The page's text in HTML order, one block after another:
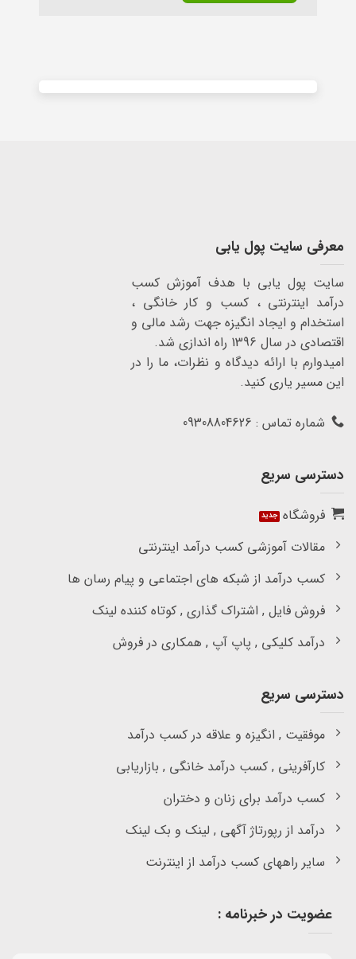
معرفی سایت پول یابی
سایت پول یابی با هدف آموزش کسب
درآمد اینترنتی ، کسب و کار خانگی ،
استخدام و ایجاد انگیزه جهت رشد مالی و
اقتصادی در سال 1396 راه اندازی شد.
امیدوارم با ارائه دیدگاه و نظرات، ما را در
این مسیر یاری کنید.
شماره تماس : 09308804626
دسترسی سریع
فروشگاه
مقالات آموزشی کسب درآمد اینترنتی
کسب درآمد از شبکه های اجتماعی و پیام رسان ها
فروش فایل , اشتراک گذاری , کوتاه کننده لینک
درآمد کلیکی , پاپ آپ , همکاری در فروش
دسترسی سریع
موفقیت , انگیزه و علاقه در کسب درآمد
کارآفرینی , کسب درآمد خانگی , بازاریابی
کسب درآمد برای زنان و دختران
درآمد از رپورتاژ آگهی , لینک و بک لینک
سایر راههای کسب درآمد از اینترنت
عضویت در خبرنامه :